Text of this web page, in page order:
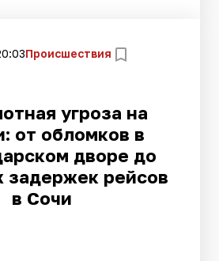
Происшествия
угроза на
от обломков в
дворе до
задержек рейсов
в Сочи